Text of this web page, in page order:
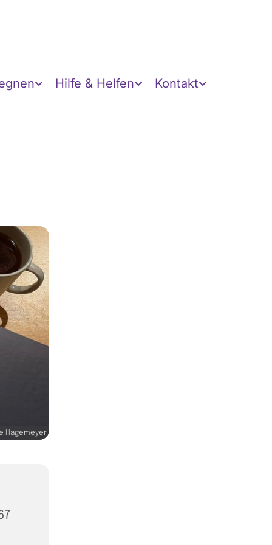
Hilfe & Helfen Kontakt
Hagemeyer